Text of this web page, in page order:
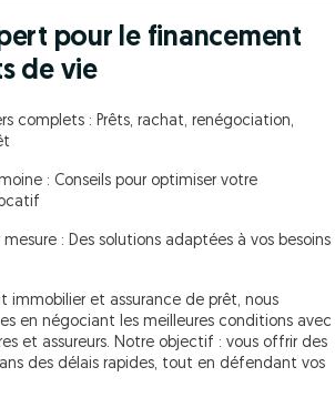
pour le financement
de vie
complets : Prêts, rachat, renégociation,
: Conseils pour optimiser votre
: Des solutions adaptées à vos besoins
immobilier et assurance de prêt, nous
en négociant les meilleures conditions avec
et assureurs. Notre objectif : vous offrir des
des délais rapides, tout en défendant vos